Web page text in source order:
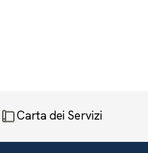
Carta dei Servizi